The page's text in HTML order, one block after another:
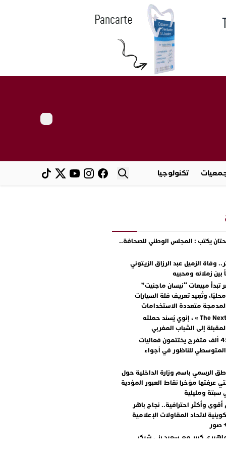
تكنولوجيا
يكتب : المجلس الوطني للصحافة..
وفاة الزميل عبد الرزاق الزيتوني
بين زملائه ومحبيه
تبدأ مبيعات “نيسان ماجنيت”
وتُعِيد تعريف فئة السيارات
متعددة الاستخدامات
مع « The Next Ad » ، إنوي يُسند حملته
إلى الشباب المغربي
أكثر من 45 ألف متفرج يختتمون فعاليات
المتوسطي للناظور في أجواء
الرسمي باسم وزارة الداخلية حول
عرفتها مؤخرا نقاط العبور المؤدية
سبتة ومليلية
أقوى وأكثر احترافية.. نجاح باهر
لاتحاد المقاولات الإعلامية
+ صور
كبير مع سعيد بني شيكر